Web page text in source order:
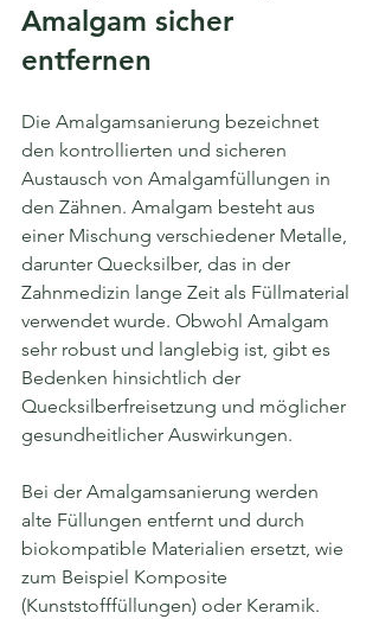
Amalgam sicher
entfernen
Die Amalgamsanierung bezeichnet
den kontrollierten und sicheren
Austausch von Amalgamfüllungen in
den Zähnen. Amalgam besteht aus
einer Mischung verschiedener Metalle,
darunter Quecksilber, das in der
Zahnmedizin lange Zeit als Füllmaterial
verwendet wurde. Obwohl Amalgam
sehr robust und langlebig ist, gibt es
Bedenken hinsichtlich der
Quecksilberfreisetzung und möglicher
gesundheitlicher Auswirkungen.
Bei der Amalgamsanierung werden
alte Füllungen entfernt und durch
biokompatible Materialien ersetzt, wie
zum Beispiel Komposite
(Kunststofffüllungen) oder Keramik.